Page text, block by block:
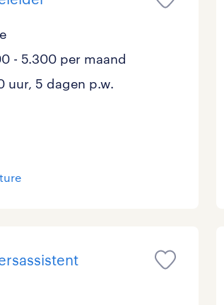
0
/ Productie
VMBO
3
- 5.300 per maand
uur, 5 dagen p.w.